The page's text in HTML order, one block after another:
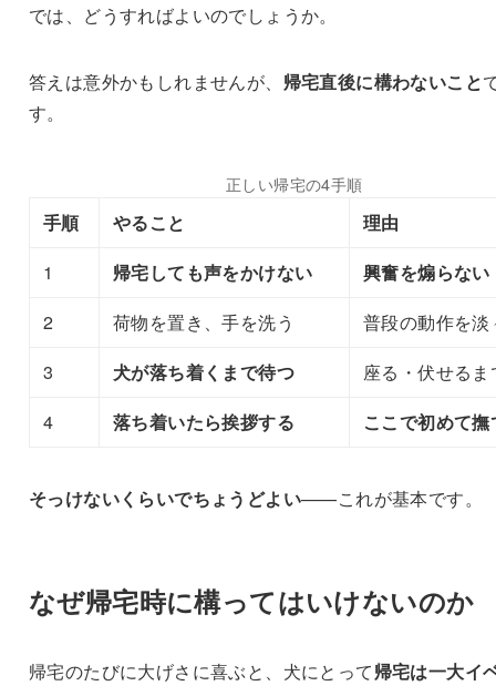
では、どうすればよいのでしょうか。
答えは意外かもしれませんが、 帰宅直後に構わないこと
す。
正しい帰宅の4手順
手順 やること
理由
1
帰宅しても声をかけない
興奮を煽らない
2
荷物を置き、手を洗う
普段の動作を淡
3
犬が落ち着くまで待つ
座る・伏せるま
4
落ち着いたら挨拶する ここで初めて撫
そっけないくらいでちょうどよい——これが基本です。
なぜ帰宅時に構ってはいけないのか
帰宅のたびに大げさに喜ぶと、犬にとって帰宅は一大イ